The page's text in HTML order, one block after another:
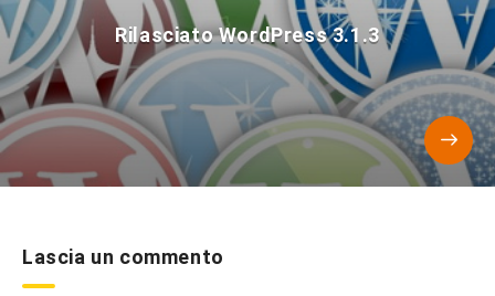
Rilasciato WordPress 3.1.3
Lascia un commento